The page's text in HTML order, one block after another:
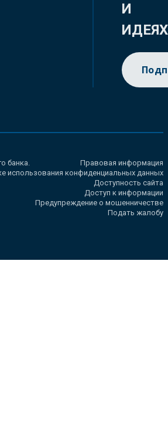
И
ИДЕЯХ
банка.
Правовая информация
использования конфиденциальных данных
Доступность сайта
Доступ к информации
Предупреждение о мошенничестве
Подать жалобу